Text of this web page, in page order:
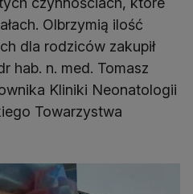
Olbrzymią ilość
dla rodziców zakupił
hab. n. med. Tomasz
Kliniki Neonatologii
Towarzystwa